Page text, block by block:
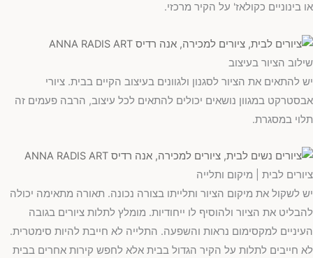
או בינוניים כקולאז' על הקיר מרכזי.
שילוב הציור בעיצוב
יש להתאים את הציור לסגנון ולגוונים בעיצוב הקיים בבית. ציורי
אבסטרקט במגוון נושאים יכולים להתאים לכל עיצוב, הרבה פעמים זה
תלוי במסגרת.
ציורים לבית | מיקום ותלייה
יש לשקול את מיקום הציור ותלייתו בצורה נכונה. תאורה מתאימה יכולה
להבליט את הציור ולהוסיף לו ייחודיות. מומלץ לתלות ציורים בגובה
העיניים למקסימום נראות והשפעה. התלייה לא חייבת להיות סימטרית.
לא חייבים לתלות על הקיר הגדול בבית אלא לחפש קירות אחרים בבית